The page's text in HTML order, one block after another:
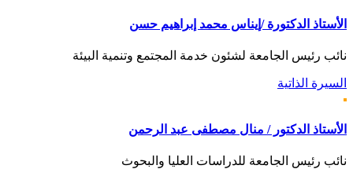
الأستاذ الدكتورة /إيناس محمد إبراهيم حسن
نائب رئيس الجامعة لشئون خدمة المجتمع وتنمية البيئة
السيرة الذاتية
الأستاذ الدكتور / منال مصطفى عبد الرحمن
نائب رئيس الجامعة للدراسات العليا والبحوث